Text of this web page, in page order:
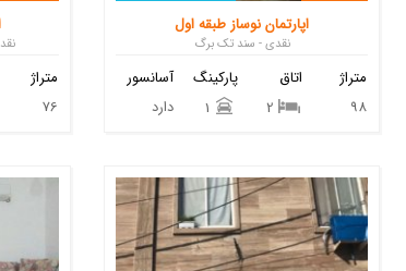
متراژ
76
اپارتمان نوساز طبقه اول
نقدی - سند تک برگ
آسانسور
دارد
پارکینگ
اتاق
متراژ
98